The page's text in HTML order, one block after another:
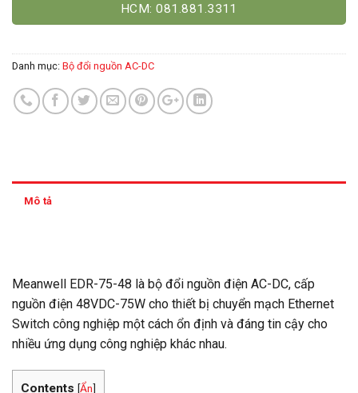
HCM: 081.881.3311
Danh mục: Bộ đổi nguồn AC-DC
Mô tả
Meanwell EDR-75-48 là bộ đổi nguồn điện AC-DC, cấp
nguồn điện 48VDC-75W cho thiết bị chuyển mạch Ethernet
Switch công nghiệp một cách ổn định và đáng tin cậy cho
nhiều ứng dụng công nghiệp khác nhau.
Contents [Ẩn]